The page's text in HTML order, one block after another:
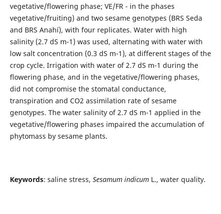
vegetative/flowering phase; VE/FR - in the phases
vegetative/fruiting) and two sesame genotypes (BRS Seda
and BRS Anahí), with four replicates. Water with high
salinity (2.7 dS m-1) was used, alternating with water with
low salt concentration (0.3 dS m-1), at different stages of the
crop cycle. Irrigation with water of 2.7 dS m-1 during the
flowering phase, and in the vegetative/flowering phases,
did not compromise the stomatal conductance,
transpiration and CO2 assimilation rate of sesame
genotypes. The water salinity of 2.7 dS m-1 applied in the
vegetative/flowering phases impaired the accumulation of
phytomass by sesame plants.
Keywords: saline stress, Sesamum indicumL., water quality.